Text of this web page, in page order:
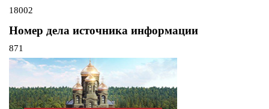
18002
Номер дела источника информации
871